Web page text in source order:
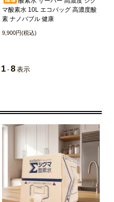
マ酸素水 10L エコバッグ 高濃度酸
素 ナノバブル 健康
9,900円(税込)
1 - 8 表示